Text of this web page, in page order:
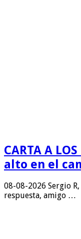
CARTA A
alto en el
08-08-2026 Sergio
respuesta, amigo …